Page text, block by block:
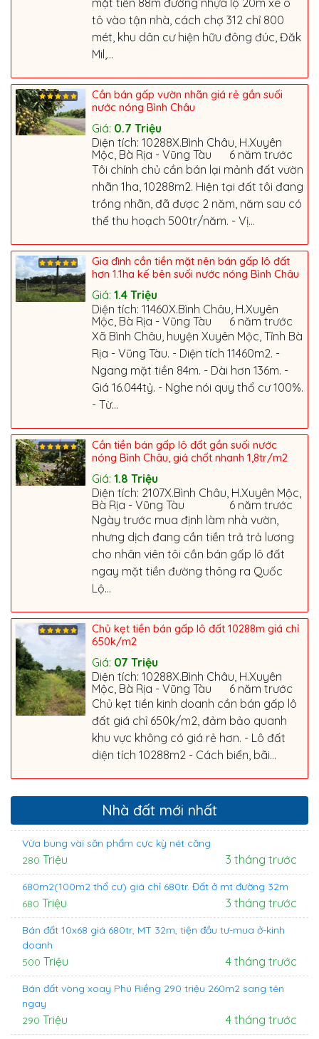
tô vào tận nhà, cách chợ 312 chỉ 800
mét, khu dân cư hiện hữu đông đúc, Đăk
Mil,...
Cần bán gấp vườn nhãn giá rẻ gần suối
nước nóng Bình Châu
Giá: 0.7 Triệu
Diện tích: 10288X.Bình Châu, H.Xuyên
Mộc, Bà Rịa - Vũng Tàu
6 năm trước
Tôi chính chủ cần bán lại mảnh đất vườn
nhãn 1ha, 10288m2. Hiện tại đất tôi đang
trồng nhãn, đã được 2 năm, năm sau có
thể thu hoạch 500tr/năm. - Vị...
Gia đình cần tiền mặt nên bán gấp lô đất
hơn 1.1ha kế bên suối nước nóng Bình Châu
Giá: 1.4 Triệu
Diện tích: 11460X.Bình Châu, H.Xuyên
Mộc, Bà Rịa - Vũng Tàu
6 năm trước
Xã Bình Châu, huyện Xuyên Mộc, Tỉnh Bà
Rịa - Vũng Tàu. - Diện tích 11460m2. -
Ngang mặt tiền 84m. - Dài hơn 136m. -
Giá 16.044tỷ. - Nghe nói quy thổ cư 100%.
- Từ...
Cần tiền bán gấp lô đất gần suối nước
nóng Bình Châu, giá chốt nhanh 1,8tr/m2
Giá: 1.8 Triệu
Diện tích: 2107X.Bình Châu, H.Xuyên Mộc,
Bà Rịa - Vũng Tàu
6 năm trước
Ngày trước mua định làm nhà vườn,
nhưng dịch đang cần tiền trả trả lương
cho nhân viên tôi cần bán gấp lô đất
ngay mặt tiền đường thông ra Quốc
Lộ...
Chủ kẹt tiền bán gấp lô đất 10288m giá chỉ
650k/m2
Giá: 07 Triệu
Diện tích: 10288X.Bình Châu, H.Xuyên
Mộc, Bà Rịa - Vũng Tàu
6 năm trước
Chủ kẹt tiền kinh doanh cần bán gấp lô
đất giá chỉ 650k/m2, đảm bảo quanh
khu vực không có giá rẻ hơn. - Lô đất
diện tích 10288m2 - Cách biển, bãi...
Nhà đất mới nhất
Vừa bung vài săn phẩm cực kỳ nét căng
280 Triệu 3 tháng trước
680m2(100m2 thổ cư) giá chỉ 680tr. Đất ở mt đường 32m
680 Triệu 3 tháng trước
Bán đất 10x68 giá 680tr, MT 32m, tiện đầu tư-mua ở-kinh
doanh
500 Triệu 4 tháng trước
Bán đất vòng xoay Phú Riềng 290 triệu 260m2 sang tên
ngay
290 Triệu 4 tháng trước